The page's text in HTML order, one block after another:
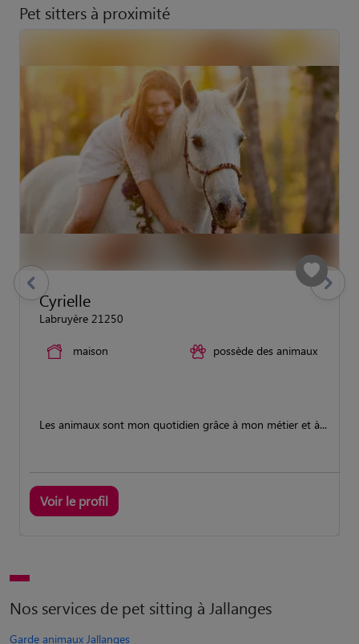
Pet sitters à proximité
Cyrielle
Labruyère 21250
maison possède des animaux
Les animaux sont mon quotidien grâce à mon métier et à...
Voir le profil
previous Suivant
Nos services de pet sitting à Jallanges
Garde animaux Jallanges